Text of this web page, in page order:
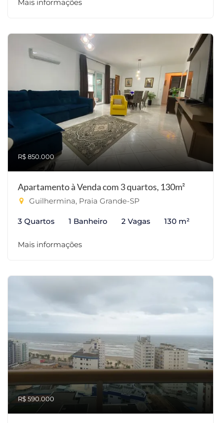
Mais informações
R$ 850.000
Apartamento à Venda com 3 quartos, 130m²
Guilhermina, Praia Grande-SP
3 Quartos 1 Banheiro 2 Vagas 130 m²
Mais informações
R$ 590.000